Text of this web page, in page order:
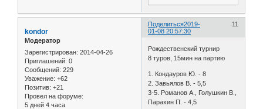
Поделиться 11
2019-
01-08 20:57:30
kondor
Модератор
Зарегистрирован: 2014-04-26
Приглашений: 0
Сообщений: 229
Уважение: +62
Позитив: +21
Провел на форуме:
5 дней 4 часа
Рождественский турнир
8 туров, 15мин на партию
1. Кондауров Ю. - 8
2. Завьялов В. - 5,5
3-5. Романов А., Голушкин В.,
Парахин П. - 4,5